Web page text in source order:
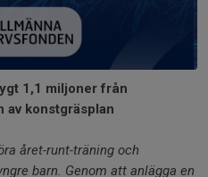
1,1 miljoner från
av konstgräsplan
året-runt-träning och
barn. Genom att anlägga en